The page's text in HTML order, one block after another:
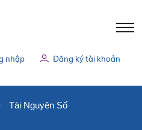
nhập Đăng ký tài khoản
Tài Nguyên Số